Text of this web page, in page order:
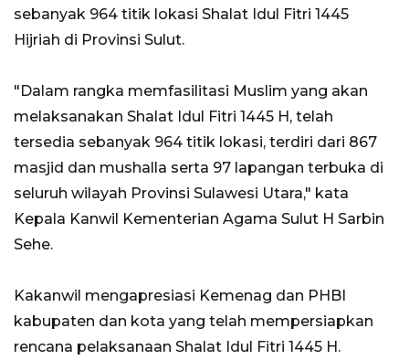
sebanyak 964 titik lokasi Shalat Idul Fitri 1445
Hijriah di Provinsi Sulut.
"Dalam rangka memfasilitasi Muslim yang akan
melaksanakan Shalat Idul Fitri 1445 H, telah
tersedia sebanyak 964 titik lokasi, terdiri dari 867
masjid dan mushalla serta 97 lapangan terbuka di
seluruh wilayah Provinsi Sulawesi Utara," kata
Kepala Kanwil Kementerian Agama Sulut H Sarbin
Sehe.
Kakanwil mengapresiasi Kemenag dan PHBI
kabupaten dan kota yang telah mempersiapkan
rencana pelaksanaan Shalat Idul Fitri 1445 H.